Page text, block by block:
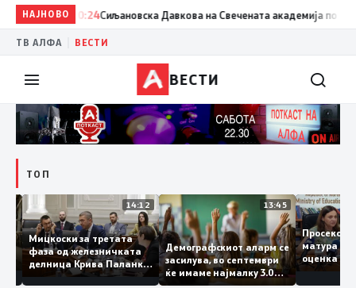
НАЈНОВО
20:24 Сиљановска Давкова на Свечената академија по повод
ТВ АЛФА ВЕСТИ
ВЕСТИ
ТОП
15:20
Во
14:12
Мицкоски за третата
фаза од железничката
делница Крива Паланка
– Деве Баир: Проектот
13:45
Демографскиот аларм се
засилува, во септември
ќе имаме најмалку 3.000
првачиња помалку
матура
оценка